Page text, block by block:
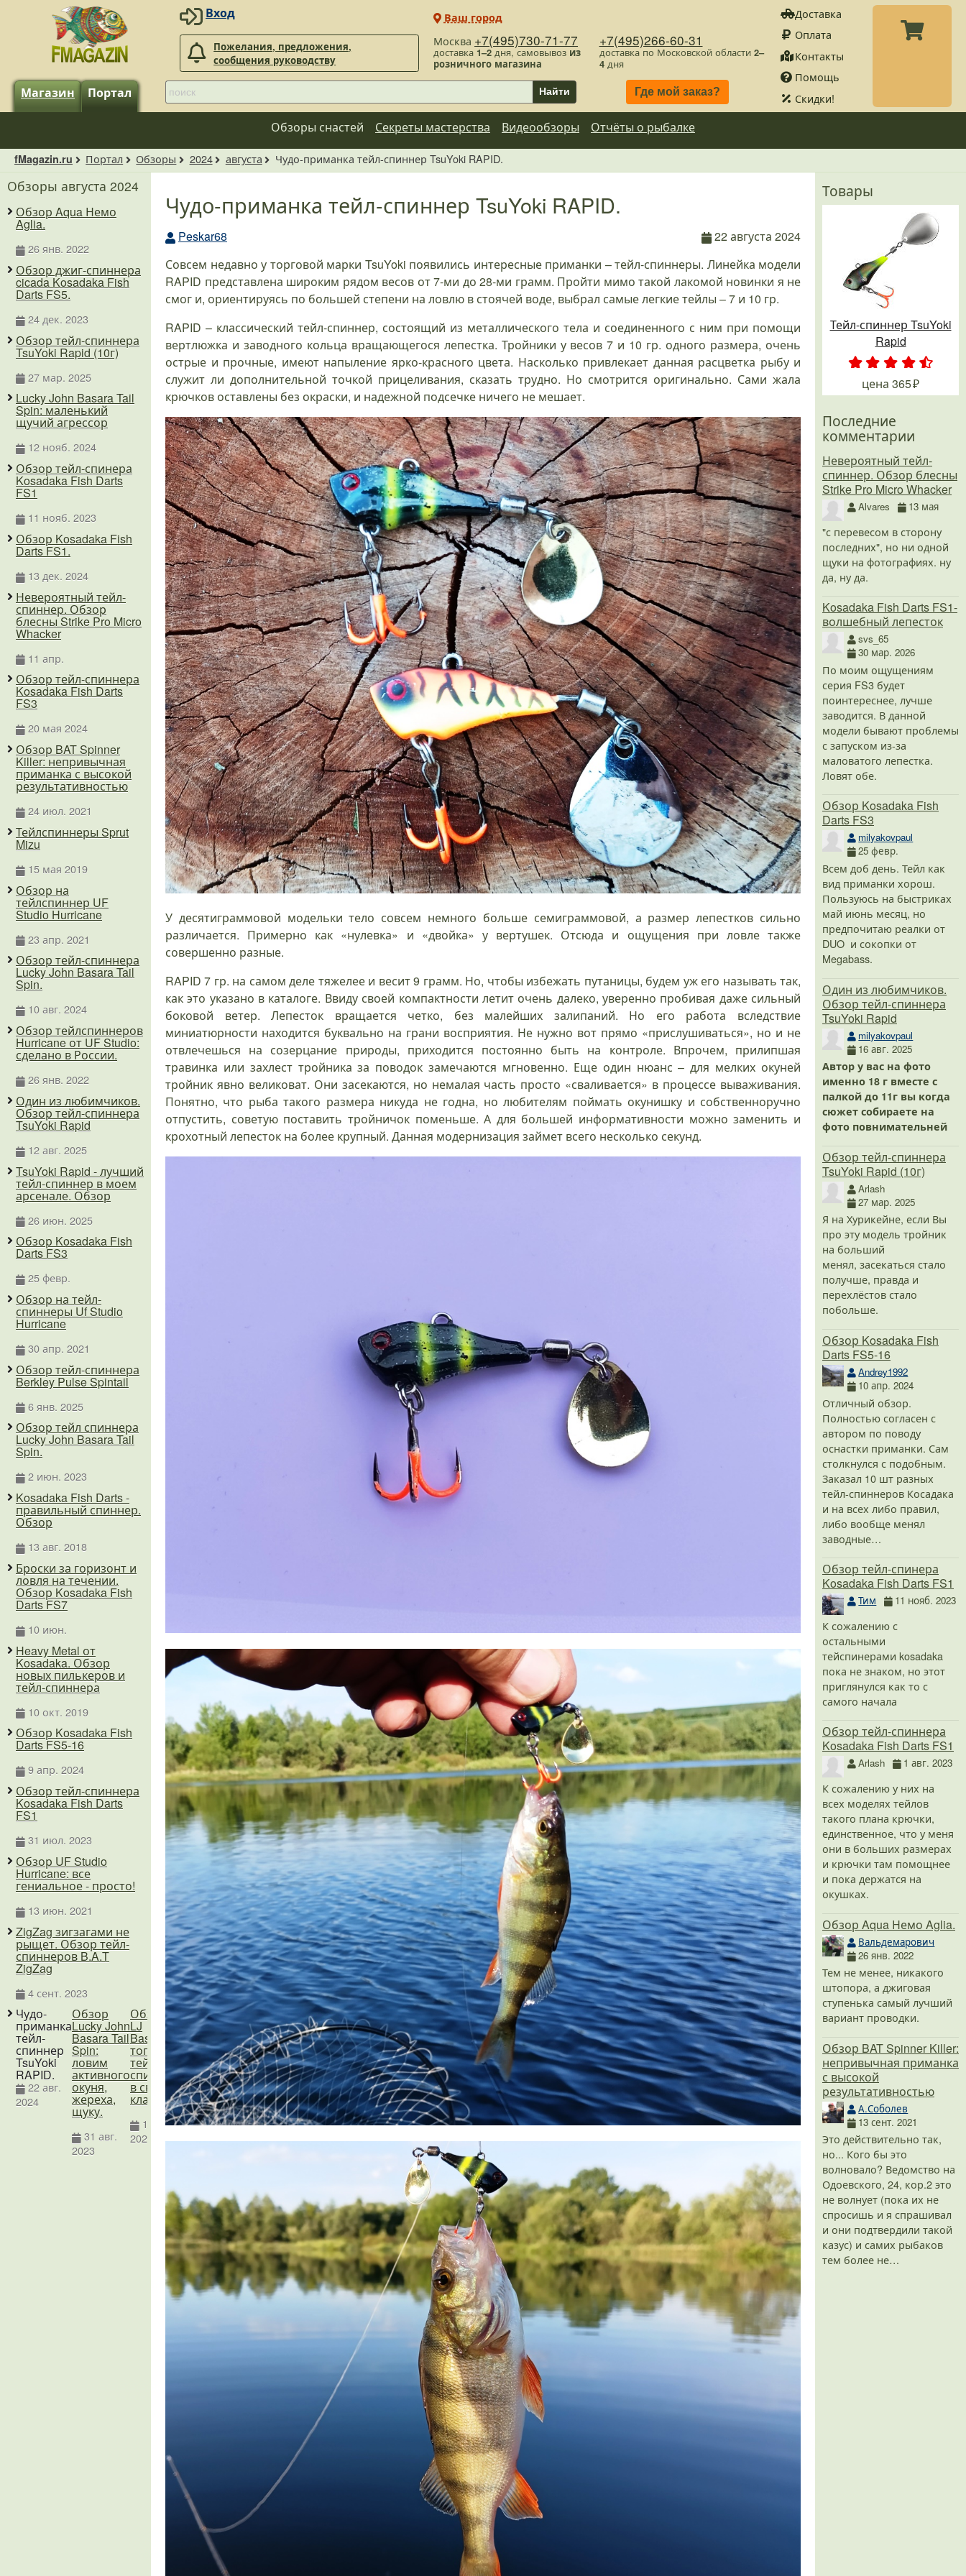
Вход
Пожелания, предложения,
сообщения руководству
Доставка
Оплата
Контакты
Помощь
Скидки!
Москва +7(495)730-71-77
доставка 1–2дня, самовывоз из
розничного магазина
+7(495)266-60-31
доставка по Московской области 2–
4дня
Ваш город
Где мой заказ?
Магазин Портал Найти
Обзоры снастей Секреты мастерства Видеообзоры Отчёты о рыбалке
fMagazin.ru Портал Обзоры 2024 августа Чудо-приманка тейл-спиннер TsuYoki RAPID.
Чудо-приманка тейл-спиннер TsuYoki RAPID.
Peskar68
22 августа 2024
Совсем недавно у торговой марки TsuYoki появились интересные приманки – тейл-спиннеры. Линейка модели
RAPID представлена широким рядом весов от 7-ми до 28-ми грамм. Пройти мимо такой лакомой новинки я не
смог и, ориентируясь по большей степени на ловлю в стоячей воде, выбрал самые легкие тейлы – 7 и 10 гр.
RAPID – классический тейл-спиннер, состоящий из металлического тела и соединенного с ним при помощи
вертлюжка и заводного кольца вращающегося лепестка. Тройники у весов 7 и 10 гр. одного размера, очень
острые и прочные, имеют напыление ярко-красного цвета. Насколько привлекает данная расцветка рыбу и
служит ли дополнительной точкой прицеливания, сказать трудно. Но смотрится оригинально. Сами жала
крючков оставлены без окраски, и надежной подсечке ничего не мешает.
У десятиграммовой модельки тело совсем немного больше семиграммовой, а размер лепестков сильно
различается. Примерно как «нулевка» и «двойка» у вертушек. Отсюда и ощущения при ловле также
совершенно разные.
RAPID 7 гр. на самом деле тяжелее и весит 9 грамм. Но, чтобы избежать путаницы, будем уж его называть так,
как это указано в каталоге. Ввиду своей компактности летит очень далеко, уверенно пробивая даже сильный
боковой ветер. Лепесток вращается четко, без малейших залипаний. Но его работа вследствие
миниатюрности находится буквально на грани восприятия. Не нужно вот прямо «прислушиваться», но и не
отвлечешься на созерцание природы, приходится постоянно быть на контроле. Впрочем, прилипшая
травинка или захлест тройника за поводок замечаются мгновенно. Еще один нюанс – для мелких окуней
тройник явно великоват. Они засекаются, но немалая часть просто «сваливается» в процессе вываживания.
Понятно, что рыба такого размера никуда не годна, но любителям поймать окунишку и собственноручно
отпустить, советую поставить тройничок поменьше. А для большей информативности можно заменить и
крохотный лепесток на более крупный. Данная модернизация займет всего несколько секунд.
Обзоры августа 2024
Обзор Aqua Немо
Aglia.
26 янв. 2022
Обзор джиг-спиннера
cicada Kosadaka Fish
Darts FS5.
24 дек. 2023
Обзор тейл-спиннера
TsuYoki Rapid (10г)
27 мар. 2025
Lucky John Basara Tail
Spin: маленький
щучий агрессор
12 нояб. 2024
Обзор тейл-спинера
Kosadaka Fish Darts
FS1
11 нояб. 2023
Обзор Kosadaka Fish
Darts FS1.
13 дек. 2024
Невероятный тейл-
спиннер. Обзор
блесны Strike Pro Micro
Whacker
11 апр.
Обзор тейл-спиннера
Kosadaka Fish Darts
FS3
20 мая 2024
Обзор BAT Spinner
Killer: непривычная
приманка с высокой
результативностью
24 июл. 2021
Тейлспиннеры Sprut
Mizu
15 мая 2019
Обзор на
тейлспиннер UF
Studio Hurricane
23 апр. 2021
Обзор тейл-спиннера
Lucky John Basara Tail
Spin.
10 авг. 2024
Обзор тейлспиннеров
Hurricane от UF Studio:
сделано в России.
26 янв. 2022
Один из любимчиков.
Обзор тейл-спиннера
TsuYoki Rapid
12 авг. 2025
TsuYoki Rapid - лучший
тейл-спиннер в моем
арсенале. Обзор
26 июн. 2025
Обзор Kosadaka Fish
Darts FS3
25 февр.
Обзор на тейл-
спиннеры Uf Studio
Hurricane
30 апр. 2021
Обзор тейл-спиннера
Berkley Pulse Spintail
6 янв. 2025
Обзор тейл спиннера
Lucky John Basara Tail
Spin.
2 июн. 2023
Kosadaka Fish Darts -
правильный спиннер.
Обзор
13 авг. 2018
Броски за горизонт и
ловля на течении.
Обзор Kosadaka Fish
Darts FS7
10 июн.
Heavy Metal от
Kosadaka. Обзор
новых пилькеров и
тейл-спиннера
10 окт. 2019
Обзор Kosadaka Fish
Darts FS5-16
9 апр. 2024
Обзор тейл-спиннера
Kosadaka Fish Darts
FS1
31 июл. 2023
Обзор UF Studio
Hurricane: все
гениальное - просто!
13 июн. 2021
ZigZag зигзагами не
рыщет. Обзор тейл-
спиннеров B.A.T
ZigZag
4 сент. 2023
Чудо-
приманка
тейл-
спиннер
TsuYoki
RAPID.
22 авг.
2024
Обзор
Lucky John
Basara Tail
Spin:
ловим
активного
окуня,
жереха,
щуку.
31 авг.
2023
Обзор
LJ
Basara -
топовый
тейл
спиннер
в своем
классе
17 окт.
2023
Kosadaka
Fish Darts
FS1-
волшебный
лепесток
30 апр.
2025
Kosadaka
Fish
Darts FS1
28 мар.
2024
Товары
Тейл-спиннер TsuYoki
Rapid
. .
цена 365
Последние
комментарии
Невероятный тейл-
спиннер. Обзор блесны
Strike Pro Micro Whacker
Alvares 13 мая
"с перевесом в сторону
последних", но ни одной
щуки на фотографиях. ну
да, ну да.
Kosadaka Fish Darts FS1-
волшебный лепесток
svs_65
30 мар. 2026
По моим ощущениям
серия FS3 будет
поинтереснее, лучше
заводится. В данной
модели бывают проблемы
с запуском из-за
маловатого лепестка.
Ловят обе.
Обзор Kosadaka Fish
Darts FS3
milyakovpaul
25 февр.
Всем доб день. Тейл как
вид приманки хорош.
Пользуюсь на быстриках
май июнь месяц, но
предпочитаю реалки от
DUO и сокопки от
Megabass.
Один из любимчиков.
Обзор тейл-спиннера
TsuYoki Rapid
milyakovpaul
16 авг. 2025
Автор у вас на фото
именно 18 г вместе с
палкой до 11г вы когда
сюжет собираете на
фото повнимательней
Обзор тейл-спиннера
TsuYoki Rapid (10г)
Arlash
27 мар. 2025
Я на Хурикейне, если Вы
про эту модель тройник
на больший
менял, засекаться стало
получше, правда и
перехлёстов стало
побольше.
Обзор Kosadaka Fish
Darts FS5-16
Andrey1992
10 апр. 2024
Отличный обзор.
Полностью согласен с
автором по поводу
оснастки приманки. Сам
столкнулся с подобным.
Заказал 10 шт разных
тейл-спиннеров Косадака
и на всех либо правил,
либо вообще менял
заводные…
Обзор тейл-спинера
Kosadaka Fish Darts FS1
Тим 11 нояб. 2023
К сожалению с
остальными
тейспинерами kosadaka
пока не знаком, но этот
приглянулся как то с
самого начала
Обзор тейл-спиннера
Kosadaka Fish Darts FS1
Arlash 1 авг. 2023
К сожалению у них на
всех моделях тейлов
такого плана крючки,
единственное, что у меня
они в больших размерах
и крючки там помощнее
и пока держатся на
окушках.
Обзор Aqua Немо Aglia.
Вальдемарович
26 янв. 2022
Тем не менее, никакого
штопора, а джиговая
ступенька самый лучший
вариант проводки.
Обзор BAT Spinner Killer:
непривычная приманка
с высокой
результативностью
А.Соболев
13 сент. 2021
Это действительно так,
но... Кого бы это
волновало? Ведомство на
Одоевского, 24, кор.2 это
не волнует (пока их не
спросишь и я спрашивал
и они подтвердили такой
казус) и самих рыбаков
тем более не…